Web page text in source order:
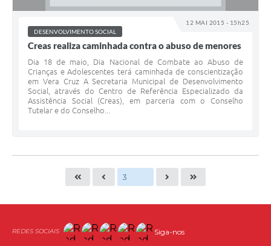
12 MAI 2015 - 15h25
DESENVOLVIMENTO SOCIAL
Creas realiza caminhada contra o abuso de menores
Dia 18 de maio, Dia Nacional de Combate ao Abuso de
Crianças e Adolescentes terá caminhada de conscientização
em Vera Cruz A Secretaria Municipal de Desenvolvimento
Social, através do Centro de Referência Especializado da
Assistência Social (Creas), em parceria com o Conselho
Tutelar e do Conselho...
Siga-nos